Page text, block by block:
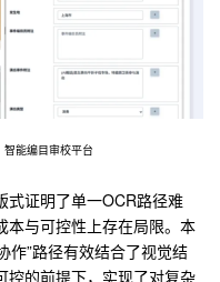
能编目审校平台
式证明了单一OCR路径难
本与可控性上存在局限。本
作”路径有效结合了视觉结
控的前提下，实现了对复杂